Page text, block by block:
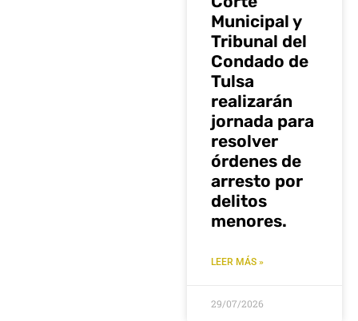
Municipal y
Tribunal del
Condado de
Tulsa
realizarán
jornada para
resolver
órdenes de
arresto por
delitos
menores.
LEER MÁS »
29/07/2026